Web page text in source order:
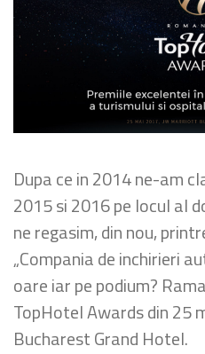
Dupa ce in 2014 ne-am
2015 si 2016 pe locul al
ne regasim, din nou,
„Compania de inchirieri
oare iar pe podium?
TopHotel Awards din 25
Bucharest Grand Hotel.